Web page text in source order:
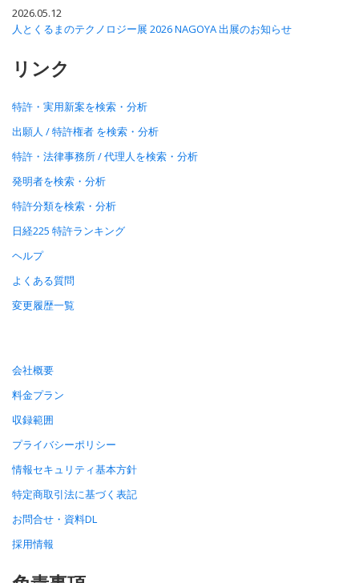
2026.05.12
人とくるまのテクノロジー展 2026 NAGOYA 出展のお知らせ
リンク
特許・実用新案を検索・分析
出願人 / 特許権者 を検索・分析
特許・法律事務所 / 代理人を検索・分析
発明者を検索・分析
特許分類を検索・分析
日経225 特許ランキング
ヘルプ
よくある質問
変更履歴一覧
会社概要
料金プラン
収録範囲
プライバシーポリシー
情報セキュリティ基本方針
特定商取引法に基づく表記
お問合せ・資料DL
採用情報